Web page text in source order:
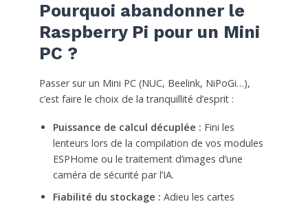
Pourquoi abandonner le
Raspberry Pi pour un Mini
PC ?
Passer sur un Mini PC (NUC, Beelink, NiPoGi…),
c’est faire le choix de la tranquillité d’esprit :
Puissance de calcul décuplée : Fini les
lenteurs lors de la compilation de vos modules
ESPHome ou le traitement d’images d’une
caméra de sécurité par l’IA.
Fiabilité du stockage : Adieu les cartes